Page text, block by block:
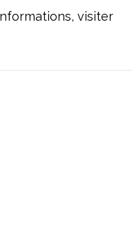
visiter